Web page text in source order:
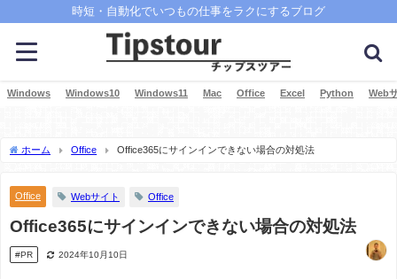
時短・自動化でいつもの仕事をラクにするブログ
Windows Windows10 Windows11 Mac Office Excel Python Web
ホーム Office Office365にサインインできない場合の対処法
Office Webサイト Office
Office365にサインインできない場合の対処法
#PR 2024年10月10日